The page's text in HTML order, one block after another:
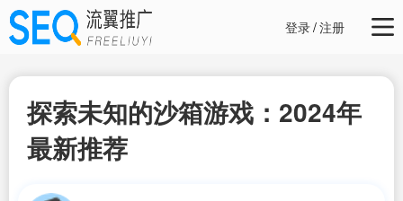
登录/注册
探索未知的沙箱游戏：2024年
最新推荐